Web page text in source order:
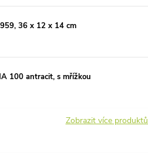
36 x 12 x 14 cm
100 antracit, s mřížkou
Zobrazit více produktů